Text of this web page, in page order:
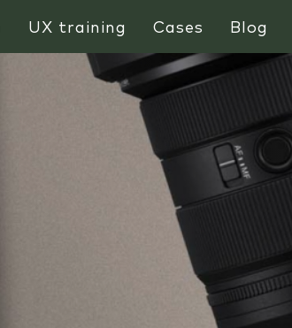
UX training Cases Blog